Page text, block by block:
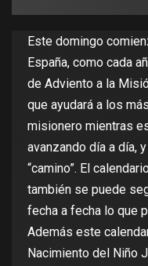
Este domingo
España, como cada
de Adviento a la
que ayudará a los
misionero mientras
avanzando día a día,
“camino”. El
también se puede
fecha a fecha lo que
Además este
Nacimiento del Niño